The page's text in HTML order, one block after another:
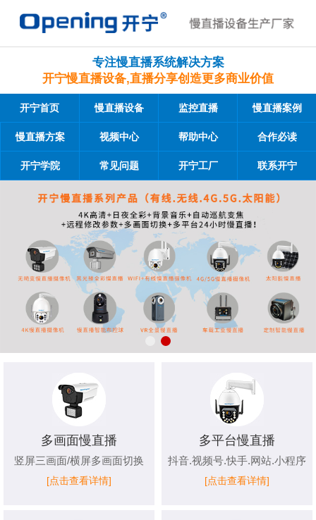
专注慢直播系统解决方案
开宁慢直播设备,直播分享创造更多商业价值
开宁首页 慢直播设备 监控直播 慢直播案例
慢直播方案 视频中心 帮助中心 合作必读
开宁学院 常见问题 开宁工厂 联系开宁
多画面慢直播
竖屏三画面/横屏多画面切换
[点击查看详情]
多平台慢直播
抖音.视频号.快手.网站.小程序
[点击查看详情]